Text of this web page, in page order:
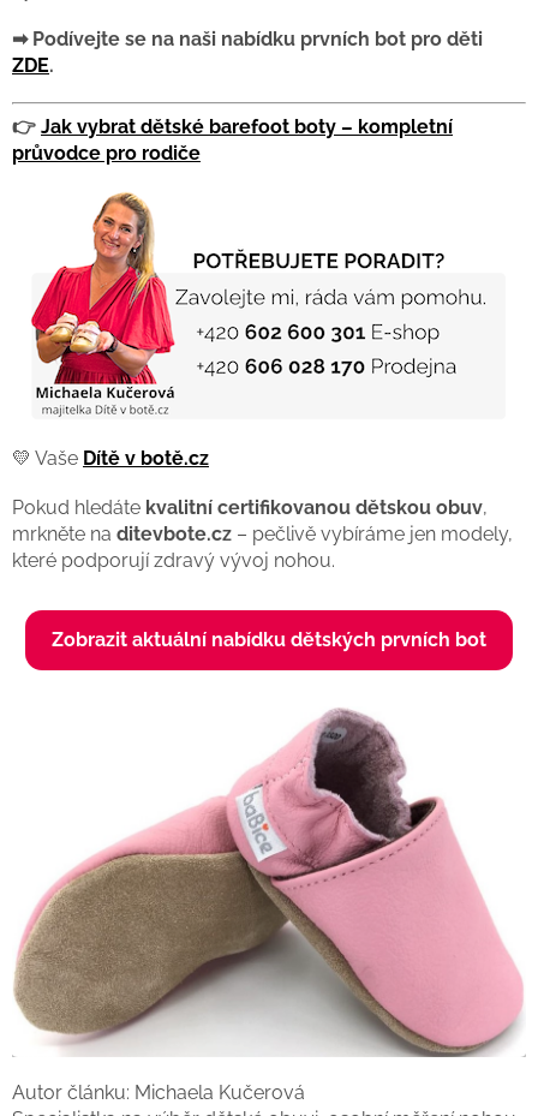
➡ Podívejte se na naši nabídku prvních bot pro děti
ZDE.
👉 Jak vybrat dětské barefoot boty – kompletní
průvodce pro rodiče
💛 Vaše Dítě v botě.cz
Pokud hledáte kvalitní certifikovanou dětskou obuv,
mrkněte na ditevbote.cz – pečlivě vybíráme jen modely,
které podporují zdravý vývoj nohou.
Zobrazit aktuální nabídku dětských prvních bot
Autor článku: Michaela Kučerová